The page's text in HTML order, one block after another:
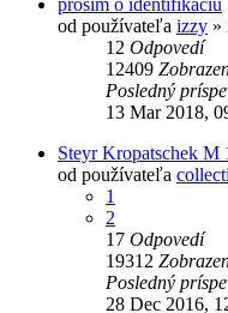
od používateľa izzy »
12 Odpovedí
12409
Posledný
13 Mar 2018,
Steyr Kropatschek M
od používateľa
1
2
17 Odpovedí
19312
Posledný
28 Dec 2016,